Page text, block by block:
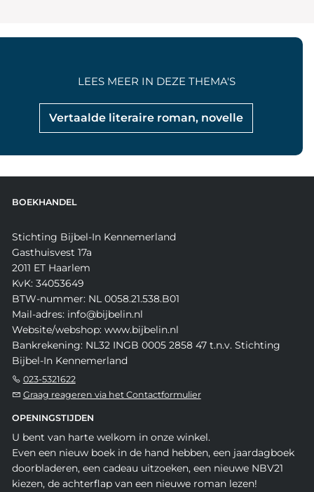
Vertaalde literaire roman, novelle
LEES MEER IN DEZE THEMA'S
BOEKHANDEL
Stichting Bijbel-In Kennemerland
Gasthuisvest 17a
2011 ET Haarlem
KvK: 34053649
BTW-nummer: NL 0058.21.538.B01
Mail-adres: info@bijbelin.nl
Website/webshop: www.bijbelin.nl
Bankrekening: NL32 INGB 0005 2858 47 t.n.v. Stichting
Bijbel-In Kennemerland
023-5321622
Graag reageren via het Contactformulier
OPENINGSTIJDEN
U bent van harte welkom in onze winkel.
Even een nieuw boek in de hand hebben, een jaardagboek
doorbladeren, een cadeau uitzoeken, een nieuwe NBV21
kiezen, de achterflap van een nieuwe roman lezen!